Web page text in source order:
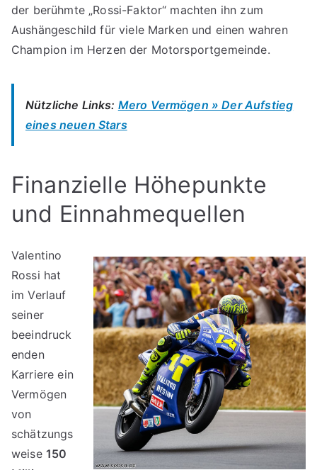
der berühmte „Rossi-Faktor“ machten ihn zum
Aushängeschild für viele Marken und einen wahren
Champion im Herzen der Motorsportgemeinde.
Nützliche Links: Mero Vermögen » Der Aufstieg
eines neuen Stars
Finanzielle Höhepunkte
und Einnahmequellen
Valentino
Rossi hat
im Verlauf
seiner
beeindruck
enden
Karriere ein
Vermögen
von
schätzungs
weise 150